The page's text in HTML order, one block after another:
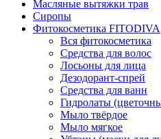
Масляные вытяжки трав
Сиропы
Фитокосметика FITODIVA
Вся фитокосметика
Средства для волос
Лосьоны для лица
Дезодорант-спрей
Средства для ванн
Гидролаты
Мыло твёрдое
Мыло мягкое